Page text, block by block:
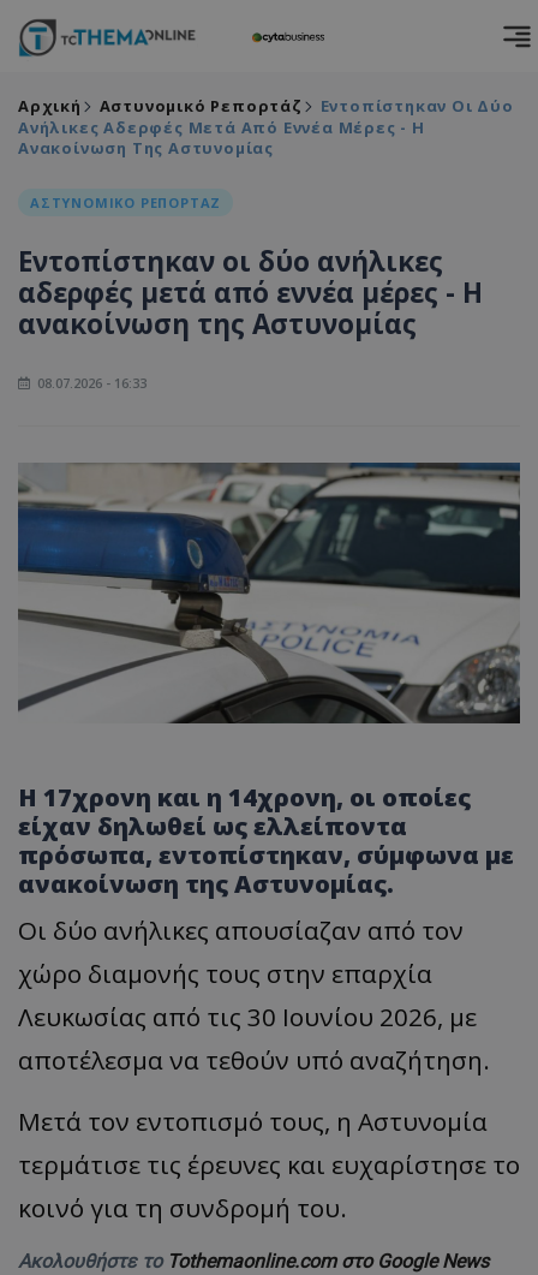
Αρχική Αστυνομικό Ρεπορτάζ
Εντοπίστηκαν Οι Δύο
Ανήλικες Αδερφές Μετά Από Εννέα Μέρες - Η
Ανακοίνωση Της Αστυνομίας
ΑΣΤΥΝΟΜΙΚΟ ΡΕΠΟΡΤΑΖ
Εντοπίστηκαν οι δύο ανήλικες
αδερφές μετά από εννέα μέρες - Η
ανακοίνωση της Αστυνομίας
08.07.2026 - 16:33
Η 17χρονη και η 14χρονη, οι οποίες
είχαν δηλωθεί ως ελλείποντα
πρόσωπα, εντοπίστηκαν, σύμφωνα με
ανακοίνωση της Αστυνομίας.
Οι δύο ανήλικες απουσίαζαν από τον
χώρο διαμονής τους στην επαρχία
Λευκωσίας από τις 30 Ιουνίου 2026, με
αποτέλεσμα να τεθούν υπό αναζήτηση.
Μετά τον εντοπισμό τους, η Αστυνομία
τερμάτισε τις έρευνες και ευχαρίστησε το
κοινό για τη συνδρομή του.
Ακολουθήστε το Tothemaonline.com στο Google News